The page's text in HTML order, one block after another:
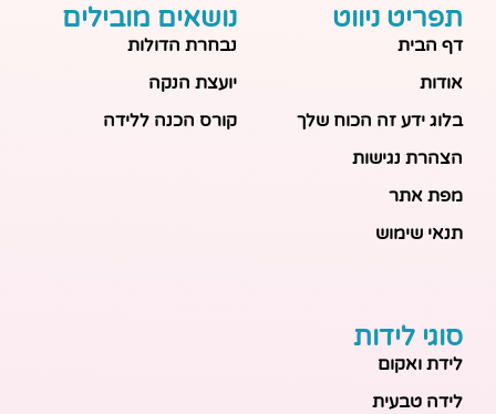
תפריט ניווט
דף הבית
אודות
בלוג ידע זה הכוח שלך
הצהרת נגישות
מפת אתר
תנאי שימוש
נושאים מובילים
נבחרת הדולות
יועצת הנקה
קורס הכנה ללידה
סוגי לידות
לידת ואקום
לידה טבעית